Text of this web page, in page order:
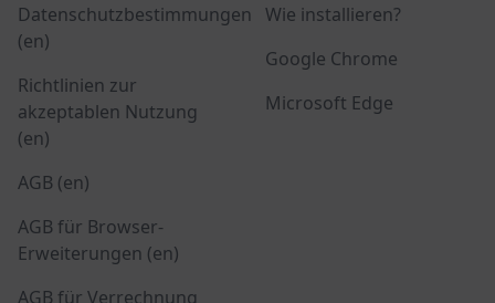
Datenschutzbestimmungen
(en)
Richtlinien zur
akzeptablen Nutzung
(en)
AGB (en)
AGB für Browser-
Erweiterungen (en)
AGB für Verrechnung
Wie installieren?
Google Chrome
Microsoft Edge